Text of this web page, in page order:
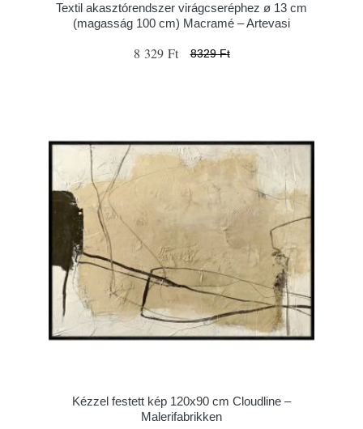
Textil akasztórendszer virágcseréphez ø 13 cm
(magasság 100 cm) Macramé – Artevasi
8 329 Ft 8329 Ft
Kézzel festett kép 120x90 cm Cloudline –
Malerifabrikken